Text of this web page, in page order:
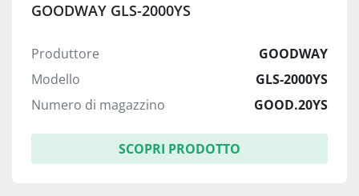
GOODWAY GLS-2000YS
Produttore
GOODWAY
Modello
GLS-2000YS
Numero di magazzino
GOOD.20YS
SCOPRI PRODOTTO